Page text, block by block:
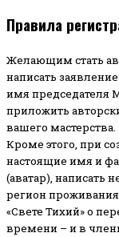
Правила
Желающим стать
написать
имя председателя
приложить
вашего мастерства.
Кроме этого, при
настоящие имя и
(аватар), написать
регион
«Свете Тихий» о
времени – и в